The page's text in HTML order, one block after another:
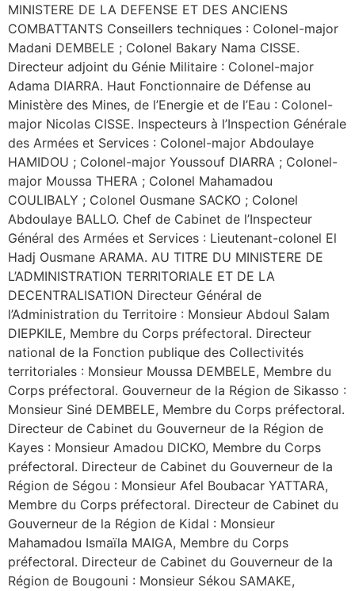
MINISTERE DE LA DEFENSE ET DES ANCIENS
COMBATTANTS Conseillers techniques : Colonel-major
Madani DEMBELE ; Colonel Bakary Nama CISSE.
Directeur adjoint du Génie Militaire : Colonel-major
Adama DIARRA. Haut Fonctionnaire de Défense au
Ministère des Mines, de l’Energie et de l’Eau : Colonel-
major Nicolas CISSE. Inspecteurs à l’Inspection Générale
des Armées et Services : Colonel-major Abdoulaye
HAMIDOU ; Colonel-major Youssouf DIARRA ; Colonel-
major Moussa THERA ; Colonel Mahamadou
COULIBALY ; Colonel Ousmane SACKO ; Colonel
Abdoulaye BALLO. Chef de Cabinet de l’Inspecteur
Général des Armées et Services : Lieutenant-colonel El
Hadj Ousmane ARAMA. AU TITRE DU MINISTERE DE
L’ADMINISTRATION TERRITORIALE ET DE LA
DECENTRALISATION Directeur Général de
l’Administration du Territoire : Monsieur Abdoul Salam
DIEPKILE, Membre du Corps préfectoral. Directeur
national de la Fonction publique des Collectivités
territoriales : Monsieur Moussa DEMBELE, Membre du
Corps préfectoral. Gouverneur de la Région de Sikasso :
Monsieur Siné DEMBELE, Membre du Corps préfectoral.
Directeur de Cabinet du Gouverneur de la Région de
Kayes : Monsieur Amadou DICKO, Membre du Corps
préfectoral. Directeur de Cabinet du Gouverneur de la
Région de Ségou : Monsieur Afel Boubacar YATTARA,
Membre du Corps préfectoral. Directeur de Cabinet du
Gouverneur de la Région de Kidal : Monsieur
Mahamadou Ismaïla MAIGA, Membre du Corps
préfectoral. Directeur de Cabinet du Gouverneur de la
Région de Bougouni : Monsieur Sékou SAMAKE,